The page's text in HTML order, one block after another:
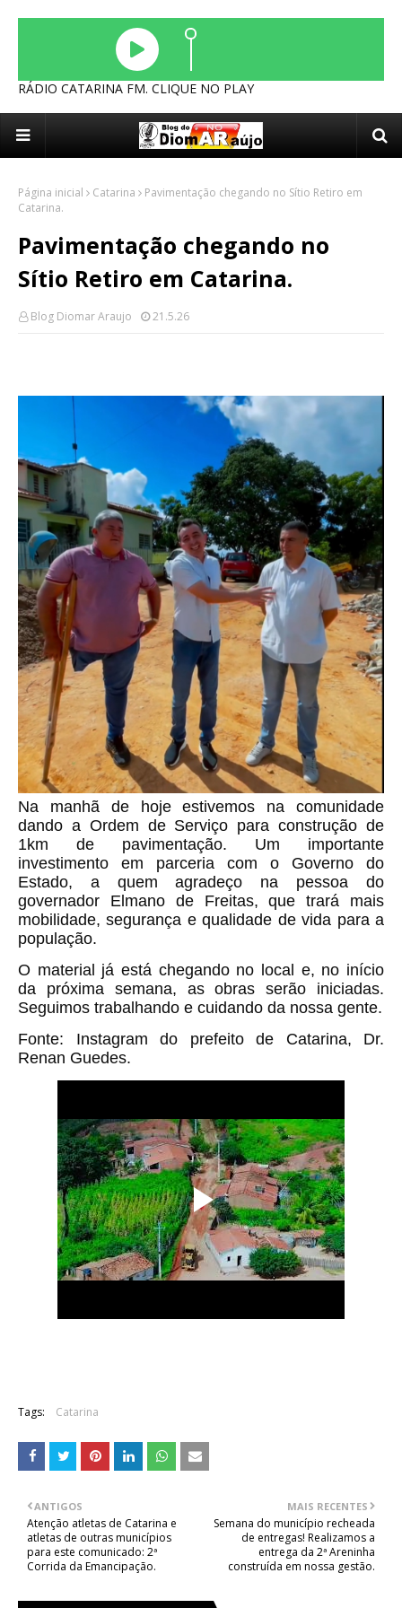
RÁDIO CATARINA FM. CLIQUE NO PLAY
Página inicial Catarina
Pavimentação chegando no Sítio Retiro em
Catarina.
Pavimentação chegando no
Sítio Retiro em Catarina.
Blog Diomar Araujo 21.5.26
Na manhã de hoje estivemos na comunidade
dando a Ordem de Serviço para construção de
1km de pavimentação. Um importante
investimento em parceria com o Governo do
Estado, a quem agradeço na pessoa do
governador Elmano de Freitas, que trará mais
mobilidade, segurança e qualidade de vida para a
população.
O material já está chegando no local e, no início
da próxima semana, as obras serão iniciadas.
Seguimos trabalhando e cuidando da nossa gente.
Fonte: Instagram do prefeito de Catarina, Dr.
Renan Guedes.
Tags: Catarina
MAIS RECENTES
Semana do município recheada
de entregas! Realizamos a
entrega da 2ª Areninha
construída em nossa gestão.
ANTIGOS
Atenção atletas de Catarina e
atletas de outras municípios
para este comunicado: 2ª
Corrida da Emancipação.